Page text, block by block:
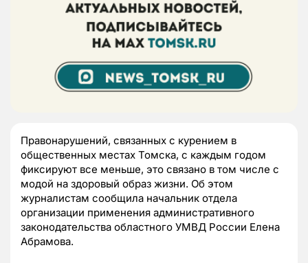
Правонарушений, связанных с курением в
общественных местах Томска, с каждым годом
фиксируют все меньше, это связано в том числе с
модой на здоровый образ жизни. Об этом
журналистам сообщила начальник отдела
организации применения административного
законодательства областного УМВД России Елена
Абрамова.